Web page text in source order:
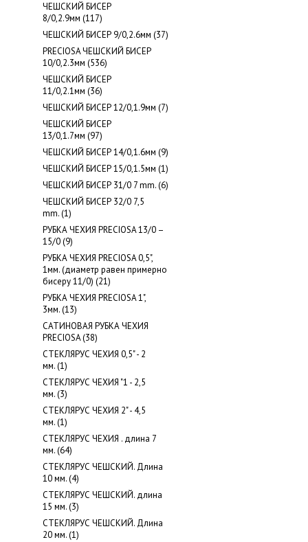
ЧЕШСКИЙ БИСЕР
8/0,2.9мм (117)
ЧЕШСКИЙ БИСЕР 9/0,2.6мм (37)
PRECIOSA ЧЕШСКИЙ БИСЕР
10/0,2.3мм (536)
ЧЕШСКИЙ БИСЕР
11/0,2.1мм (36)
ЧЕШСКИЙ БИСЕР 12/0,1.9мм (7)
ЧЕШСКИЙ БИСЕР
13/0,1.7мм (97)
ЧЕШСКИЙ БИСЕР 14/0,1.6мм (9)
ЧЕШСКИЙ БИСЕР 15/0,1.5мм (1)
ЧЕШСКИЙ БИСЕР 31/0 7 mm. (6)
ЧЕШСКИЙ БИСЕР 32/0 7,5
mm. (1)
РУБКА ЧЕХИЯ PRECIOSA 13/0 –
15/0 (9)
РУБКА ЧЕХИЯ PRECIOSA 0,5",
1мм. (диаметр равен примерно
бисеру 11/0) (21)
РУБКА ЧЕХИЯ PRECIOSA 1",
3мм. (13)
САТИНОВАЯ РУБКА ЧЕХИЯ
PRECIOSA (38)
СТЕКЛЯРУС ЧЕХИЯ 0,5" - 2
мм. (1)
СТЕКЛЯРУС ЧЕХИЯ "1 - 2,5
мм. (3)
СТЕКЛЯРУС ЧЕХИЯ 2" - 4,5
мм. (1)
СТЕКЛЯРУС ЧЕХИЯ . длина 7
мм. (64)
СТЕКЛЯРУС ЧЕШСКИЙ. Длина
10 мм. (4)
СТЕКЛЯРУС ЧЕШСКИЙ. длина
15 мм. (3)
СТЕКЛЯРУС ЧЕШСКИЙ. Длина
20 мм. (1)